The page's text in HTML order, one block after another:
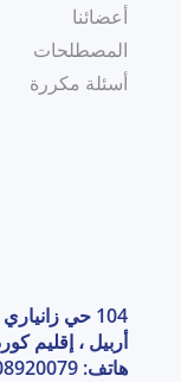
أعضائنا
المصطلحات
أسئلة مكررة
104 حي زانياري - 26/4
أربيل ، إقليم
هاتف: 009647508920079